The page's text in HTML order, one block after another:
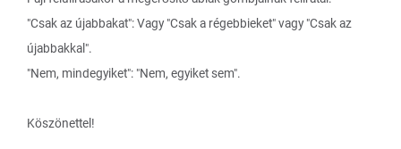
"Csak az újabbakat": Vagy "Csak a régebbieket" vagy "Csak az
újabbakkal".
"Nem, mindegyiket": "Nem, egyiket sem".
Köszönettel!